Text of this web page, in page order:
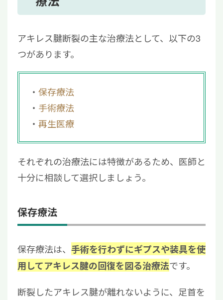
アキレス腱断裂の主な治療法として、以下の3
つがあります。
保存療法
手術療法
再生医療
それぞれの治療法には特徴があるため、医師と
十分に相談して選択しましょう。
保存療法
保存療法は、 手術を行わずにギプスや装具を使
用してアキレス腱の回復を図る治療法です。
断裂したアキレス腱が離れないように、足首を